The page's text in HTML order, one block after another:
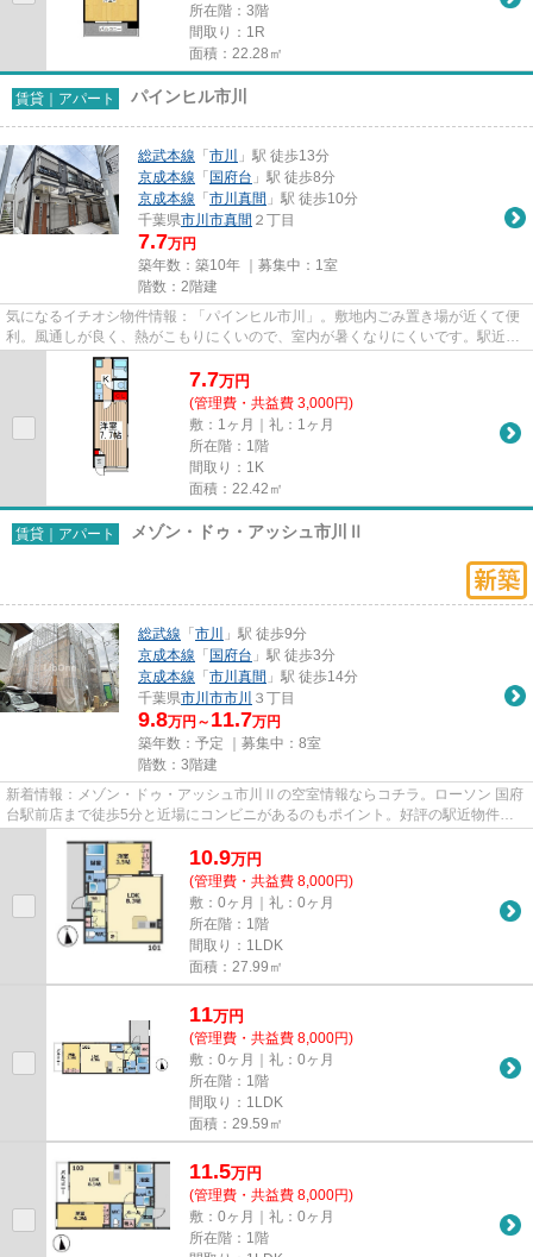
所在階：3階
間取り：1R
面積：22.28㎡
賃貸｜アパート パインヒル市川
総武本線 「 市川
」駅 徒歩13分
京成本線 「 国府台 」駅 徒歩8分
京成本線 「 市川真間 」駅 徒歩10分
千葉県市川市真間 ２丁目
7.7万円
築年数：築10年 ｜募集中： 1室
階数：2階建
気になるイチオシ物件情報：「パインヒル市川」。敷地内ごみ置き場が近くて便
利。風通しが良く、熱がこもりにくいので、室内が暑くなりにくいです。駅近く
に立地する物件で、徒歩13分...
7.7万円
(管理費・共益費 3,000円)
敷：1ヶ月｜礼：1ヶ月
所在階：1階
間取り：1K
面積：22.42㎡
賃貸｜アパート メゾン・ドゥ・アッシュ市川Ⅱ
総武線 「 市川
」駅 徒歩9分
京成本線 「 国府台 」駅 徒歩3分
京成本線 「 市川真間 」駅 徒歩14分
千葉県市川市市川 ３丁目
9.8万円～ 11.7万円
築年数：予定 ｜募集中： 8室
階数：3階建
新着情報：メゾン・ドゥ・アッシュ市川Ⅱの空室情報ならコチラ。ローソン 国府
台駅前店まで徒歩5分と近場にコンビニがあるのもポイント。好評の駅近物件と
10.9万円
(管理費・共益費 8,000円)
敷：0ヶ月｜礼：0ヶ月
所在階：1階
間取り：1LDK
面積：27.99㎡
11万円
(管理費・共益費 8,000円)
敷：0ヶ月｜礼：0ヶ月
所在階：1階
間取り：1LDK
面積：29.59㎡
11.5万円
(管理費・共益費 8,000円)
敷：0ヶ月｜礼：0ヶ月
所在階：1階